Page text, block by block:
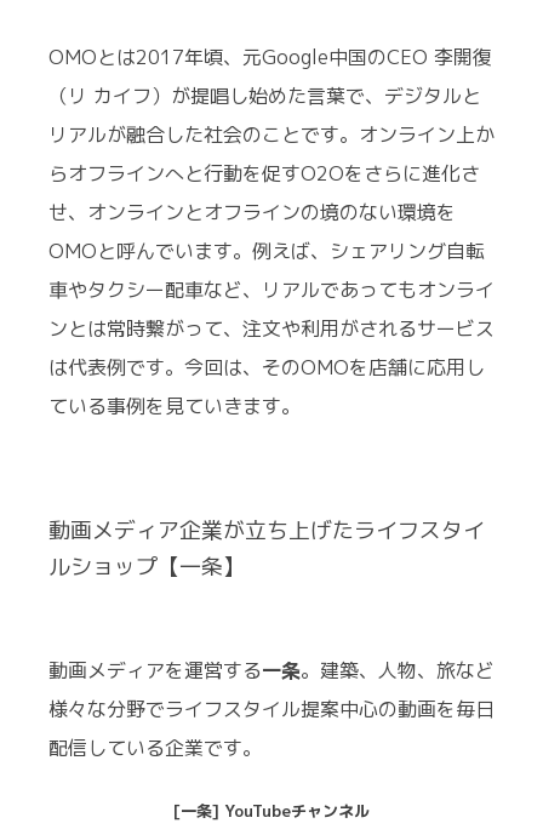
OMOとは2017年頃、元Google中国のCEO 李開復
（リ カイフ）が提唱し始めた言葉で、デジタルと
リアルが融合した社会のことです。オンライン上か
らオフラインへと行動を促すO2Oをさらに進化さ
せ、オンラインとオフラインの境のない環境を
OMOと呼んでいます。例えば、シェアリング自転
車やタクシー配車など、リアルであってもオンライ
ンとは常時繋がって、注文や利用がされるサービス
は代表例です。今回は、そのOMOを店舗に応用し
ている事例を見ていきます。
動画メディア企業が立ち上げたライフスタイ
ルショップ【一条】
動画メディアを運営する一条。建築、人物、旅など
様々な分野でライフスタイル提案中心の動画を毎日
配信している企業です。
[一条] YouTubeチャンネル